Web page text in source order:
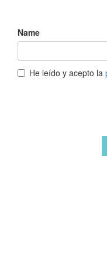
Name
He leído y acepto la